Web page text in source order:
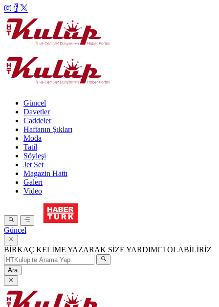
Güncel
Davetler
Caddeler
Haftanın Şıkları
Moda
Tatil
Söyleşi
Jet Set
Magazin Hattı
Galeri
Video
Güncel
BİRKAÇ KELİME YAZARAK SİZE YARDIMCI OLABİLİRİZ
Ara